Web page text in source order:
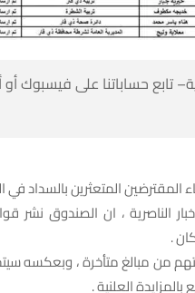
تابع حساباتنا على فيسبوك
المتعثرين بالسداد في
، ان الصندوق نشر
.
من مبالغ متأخرة ، وبعكسه
العلنية .